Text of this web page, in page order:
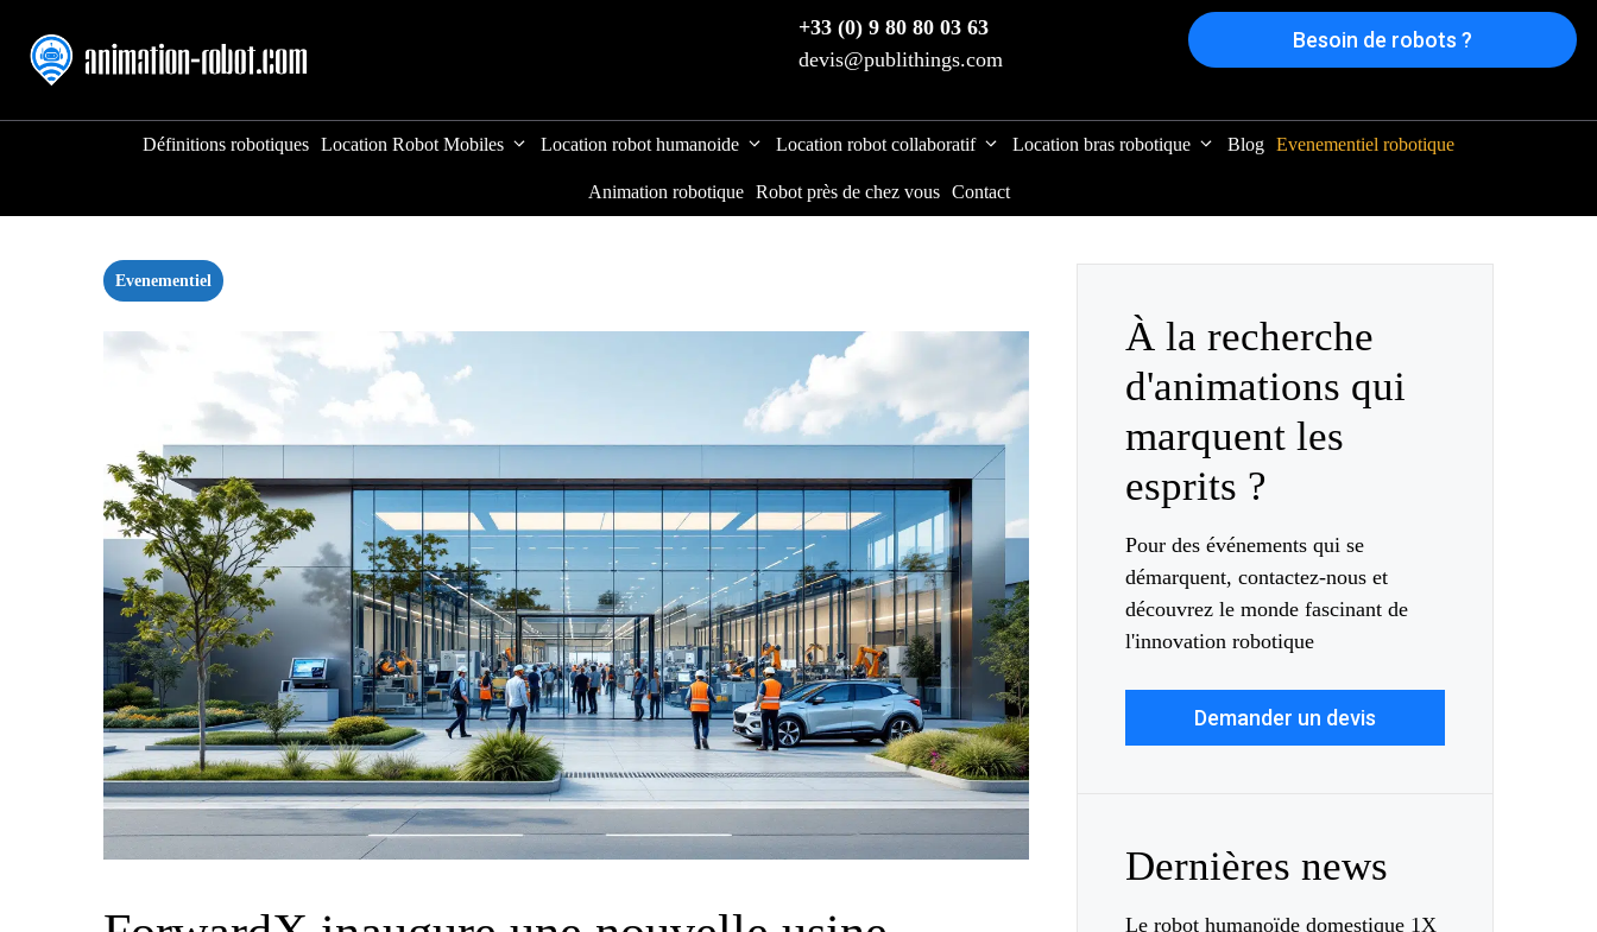
contenu
+33 (0) 9 80 80 03 63
devis@publithings.com
Besoin de robots ?
Définitions robotiques Location Robot Mobiles Location robot humanoide Location robot collaboratif Location bras robotique Blog Evenementiel robotique
Animation robotique Robot près de chez vous Contact
Evenementiel
À la recherche
d'animations qui
marquent les
esprits ?
Pour des événements qui se
démarquent, contactez-nous et
découvrez le monde fascinant de
l'innovation robotique
Demander un devis
Dernières news
Le robot humanoïde domestique 1X